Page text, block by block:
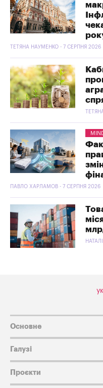
ТЕТЯНА НАУМЕНКО - 7 СЕРПНЯ 2026
ПАВЛО ХАРЛАМОВ - 7 СЕРПНЯ 2026
Основне
Галузі
Проєкти